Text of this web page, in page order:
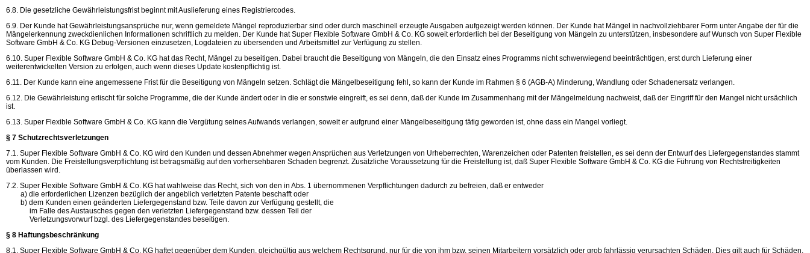
6.8. Die gesetzliche Gewährleistungsfrist beginnt mit Auslieferung eines Registriercodes.
6.9. Der Kunde hat Gewährleistungsansprüche nur, wenn gemeldete Mängel reproduzierbar sind oder durch maschinell erzeugte Ausgaben aufgezeigt werden können. Der Kunde hat Mängel in nachvollziehbarer Form unter Angabe der für die
Mängelerkennung zweckdienlichen Informationen schriftlich zu melden. Der Kunde hat Super Flexible Software GmbH & Co. KG soweit erforderlich bei der Beseitigung von Mängeln zu unterstützen, insbesondere auf Wunsch von Super Flexible
Software GmbH & Co. KG Debug-Versionen einzusetzen, Logdateien zu übersenden und Arbeitsmittel zur Verfügung zu stellen.
6.10. Super Flexible Software GmbH & Co. KG hat das Recht, Mängel zu beseitigen. Dabei braucht die Beseitigung von Mängeln, die den Einsatz eines Programms nicht schwerwiegend beeinträchtigen, erst durch Lieferung einer
weiterentwickelten Version zu erfolgen, auch wenn dieses Update kostenpflichtig ist.
6.11. Der Kunde kann eine angemessene Frist für die Beseitigung von Mängeln setzen. Schlägt die Mängelbeseitigung fehl, so kann der Kunde im Rahmen § 6 (AGB-A) Minderung, Wandlung oder Schadenersatz verlangen.
6.12. Die Gewährleistung erlischt für solche Programme, die der Kunde ändert oder in die er sonstwie eingreift, es sei denn, daß der Kunde im Zusammenhang mit der Mängelmeldung nachweist, daß der Eingriff für den Mangel nicht ursächlich
ist.
6.13. Super Flexible Software GmbH & Co. KG kann die Vergütung seines Aufwands verlangen, soweit er aufgrund einer Mängelbeseitigung tätig geworden ist, ohne dass ein Mangel vorliegt.
§ 7 Schutzrechtsverletzungen
7.1. Super Flexible Software GmbH & Co. KG wird den Kunden und dessen Abnehmer wegen Ansprüchen aus Verletzungen von Urheberrechten, Warenzeichen oder Patenten freistellen, es sei denn der Entwurf des Liefergegenstandes stammt
vom Kunden. Die Freistellungsverpflichtung ist betragsmäßig auf den vorhersehbaren Schaden begrenzt. Zusätzliche Voraussetzung für die Freistellung ist, daß Super Flexible Software GmbH & Co. KG die Führung von Rechtstreitigkeiten
überlassen wird.
7.2. Super Flexible Software GmbH & Co. KG hat wahlweise das Recht, sich von den in Abs. 1 übernommenen Verpflichtungen dadurch zu befreien, daß er entweder
a) die erforderlichen Lizenzen bezüglich der angeblich verletzten Patente beschafft oder
b) dem Kunden einen geänderten Liefergegenstand bzw. Teile davon zur Verfügung gestellt, die
im Falle des Austausches gegen den verletzten Liefergegenstand bzw. dessen Teil der
Verletzungsvorwurf bzgl. des Liefergegenstandes beseitigen.
§ 8 Haftungsbeschränkung
8.1. Super Flexible Software GmbH & Co. KG haftet gegenüber dem Kunden, gleichgültig aus welchem Rechtsgrund, nur für die von ihm bzw. seinen Mitarbeitern vorsätzlich oder grob fahrlässig verursachten Schäden. Dies gilt auch für Schäden,